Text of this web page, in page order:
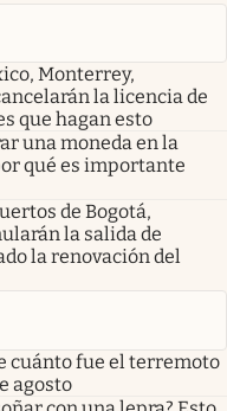
Monterrey,
la licencia de
que hagan esto
una moneda en la
qué es importante
de Bogotá,
la salida de
la renovación del
cuánto fue el terremoto
agosto